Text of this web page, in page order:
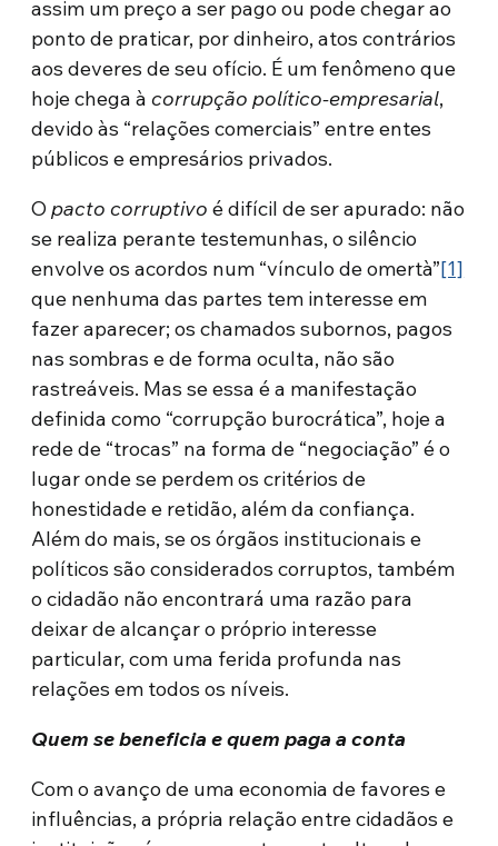
assim um preço a ser pago ou pode chegar ao
ponto de praticar, por dinheiro, atos contrários
aos deveres de seu ofício. É um fenômeno que
hoje chega àcorrupção político-empresarial,
devido às “relações comerciais” entre entes
públicos e empresários privados.
Opacto corruptivo é difícil de ser apurado: não
se realiza perante testemunhas, o silêncio
envolve os acordos num “vínculo de omertà”[1]
que nenhuma das partes tem interesse em
fazer aparecer; os chamados subornos, pagos
nas sombras e de forma oculta, não são
rastreáveis. Mas se essa é a manifestação
definida como “corrupção burocrática”, hoje a
rede de “trocas” na forma de “negociação” é o
lugar onde se perdem os critérios de
honestidade e retidão, além da confiança.
Além do mais, se os órgãos institucionais e
políticos são considerados corruptos, também
o cidadão não encontrará uma razão para
deixar de alcançar o próprio interesse
particular, com uma ferida profunda nas
relações em todos os níveis.
Quem se beneficia e quem paga a conta
Com o avanço de uma economia de favores e
influências, a própria relação entre cidadãos e